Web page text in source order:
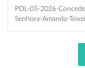
PDL-05-2026-
Senhora-Amanda-